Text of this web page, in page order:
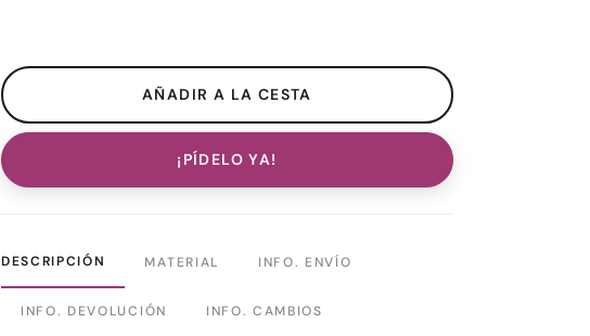
¡PÍDELO YA!
DESCRIPCIÓN MATERIAL INFO. ENVÍO
INFO. DEVOLUCIÓN INFO. CAMBIOS